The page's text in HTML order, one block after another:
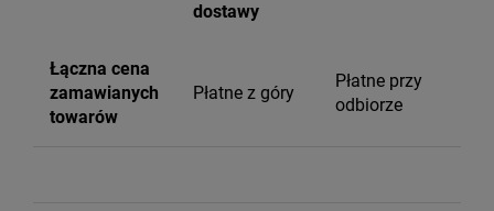
dostawy
Łączna cena
zamawianych
towarów
Płatne z góry
Płatne przy
odbiorze